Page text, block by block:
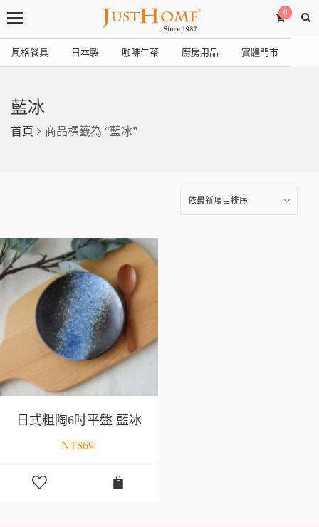
0
風格餐具 日本製 咖啡午茶 廚房用品 實體門市
藍冰
首頁 商品標籤為 “藍冰”
日式粗陶6吋平盤 藍冰
NT$69